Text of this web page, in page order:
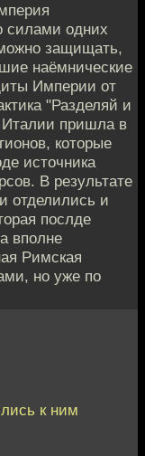
силами одних
защищать,
наёмнические
Империи от
"Разделяй и
Италии пришла в
которые
источника
В результате
отделились и
послде
вполне
Римская
но уже по
к ним